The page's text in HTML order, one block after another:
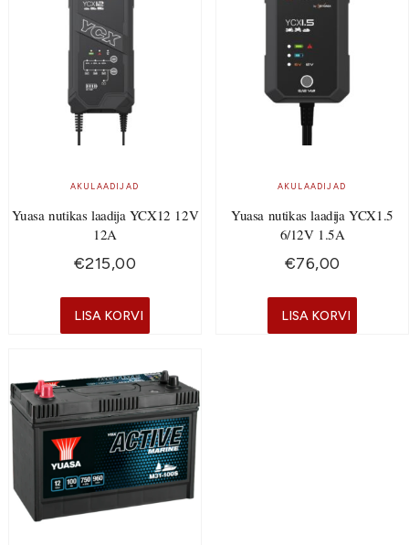
AKULAADIJAD
Yuasa nutikas laadija YCX12 12V
12A
€215,00
LISA KORVI
AKULAADIJAD
Yuasa nutikas laadija YCX1.5
6/12V 1.5A
€76,00
LISA KORVI